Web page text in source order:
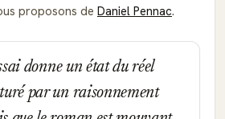
proposons de Daniel Pennac.
donne un état du réel
par un raisonnement